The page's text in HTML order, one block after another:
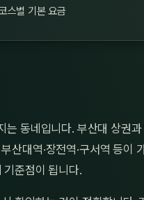
스별 기본 요금
동네입니다. 부산대 상권
산대역·장전역·구서역 등이
기준점이 됩니다.